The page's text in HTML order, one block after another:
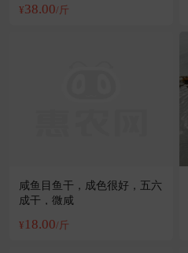
¥38.00/斤
咸鱼目鱼干，成色很好，五六
成干，微咸
¥ 18.00/斤